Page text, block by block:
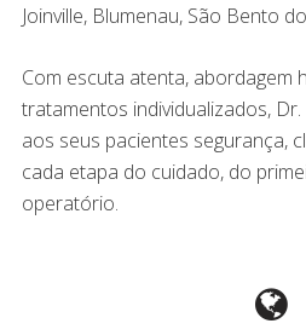
Joinville, Blumenau, São Bento
Com escuta atenta, abordagem
tratamentos individualizados,
aos seus pacientes segurança,
cada etapa do cuidado, do
operatório.